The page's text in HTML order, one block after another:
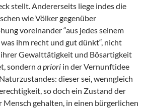
stellt. Andererseits liege indes die
wie Völker gegenüber
voreinander “aus jedes seinem
ihm recht und gut dünkt“, nicht
Gewalttätigkeit und Bösartigkeit
sondern a priori in der Vernunftidee
dieser sei, wenngleich
so doch ein Zustand der
Mensch gehalten, in einen bürgerlichen